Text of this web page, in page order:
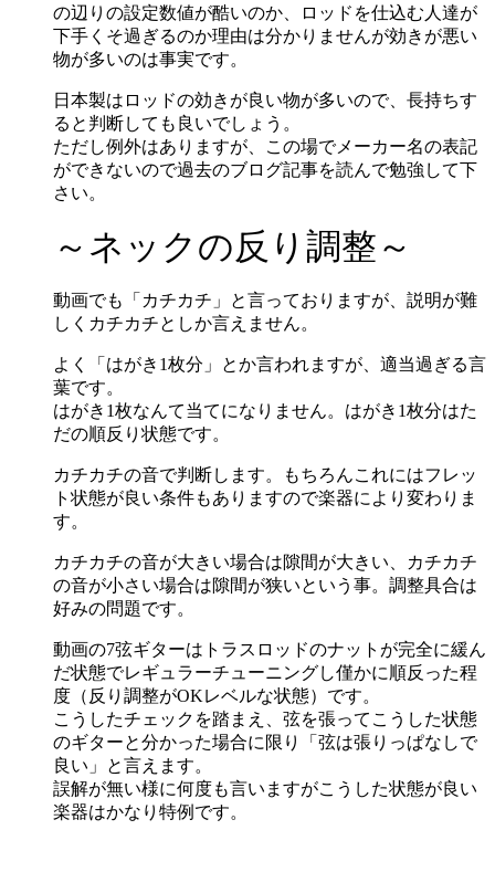
の辺りの設定数値が酷いのか、ロッドを仕込む人達が
下手くそ過ぎるのか理由は分かりませんが効きが悪い
物が多いのは事実です。
日本製はロッドの効きが良い物が多いので、長持ちす
ると判断しても良いでしょう。
ただし例外はありますが、この場でメーカー名の表記
ができないので過去のブログ記事を読んで勉強して下
さい。
～ネックの反り調整～
動画でも「カチカチ」と言っておりますが、説明が難
しくカチカチとしか言えません。
よく「はがき1枚分」とか言われますが、適当過ぎる言
葉です。
はがき1枚なんて当てになりません。はがき1枚分はた
だの順反り状態です。
カチカチの音で判断します。もちろんこれにはフレッ
ト状態が良い条件もありますので楽器により変わりま
す。
カチカチの音が大きい場合は隙間が大きい、カチカチ
の音が小さい場合は隙間が狭いという事。調整具合は
好みの問題です。
動画の7弦ギターはトラスロッドのナットが完全に緩ん
だ状態でレギュラーチューニングし僅かに順反った程
度（反り調整がOKレベルな状態）です。
こうしたチェックを踏まえ、弦を張ってこうした状態
のギターと分かった場合に限り「弦は張りっぱなしで
良い」と言えます。
誤解が無い様に何度も言いますがこうした状態が良い
楽器はかなり特例です。